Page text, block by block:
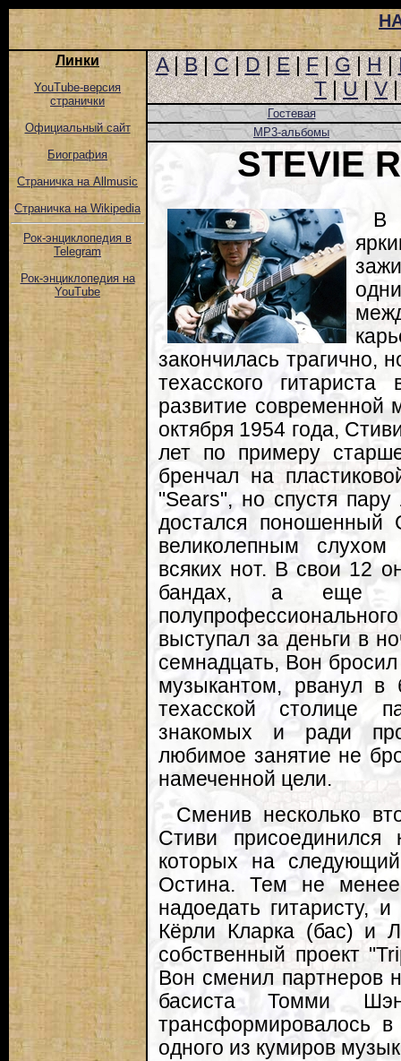
Линки
YouTube-версия
странички
Официальный сайт
Биография
Страничка на Allmusic
Страничка на Wikipedia
Рок-энциклопедия в
Telegram
Рок-энциклопедия на
YouTube
A|B|C|D|E|F|G|H|
T|U|V
Гостевая
MP3-альбомы
STEVIE
В
закончилась трагично,
техасского
развитие современной
октября 1954 года,
лет по примеру
бренчал на
"Sears", но спустя
достался поношенный
великолепным
всяких нот. В свои 12
бандах, а еще
выступал за деньги в
семнадцать, Вон
музыкантом, рванул в
техасской столице
знакомых и ради
любимое занятие не
намеченной цели.
Сменив несколько
Стиви
которых на
Остина. Тем не
надоедать гитаристу,
Кёрли Кларка (бас) и
собственный проект
Вон сменил партнеров
басиста Томми
трансформировалось
одного из кумиров